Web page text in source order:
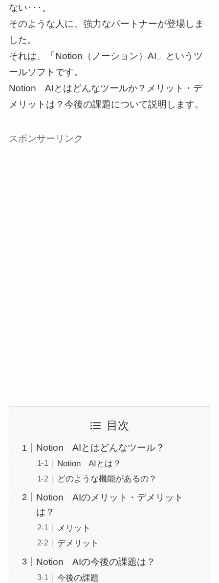
ない･･･。
そのような人に、強力なパートナーが登場しま
した。
それは、「Notion（ノーション）AI」というツ
ールソフトです。
Notion AIとはどんなツールか？メリット・デ
メリットは？今後の課題について説明します。
スポンサーリンク
目次
Notion AIとはどんなツール？
Notion AIとは？
どのような機能があるの？
Notion AIのメリット・デメリット
は？
メリット
デメリット
Notion AIの今後の課題は？
今後の課題